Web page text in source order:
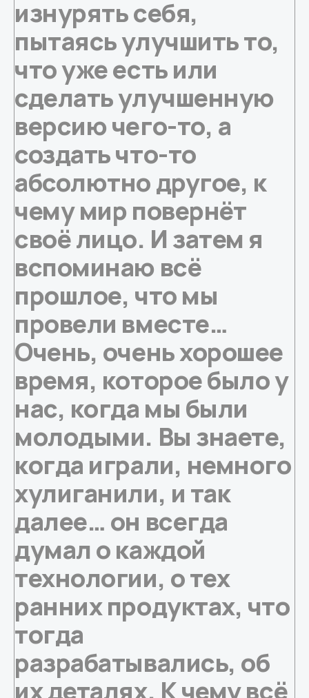
изнурять себя,
пытаясь улучшить то,
что уже есть или
сделать улучшенную
версию чего-то, а
создать что-то
абсолютно другое, к
чему мир повернёт
своё лицо. И затем я
вспоминаю всё
прошлое, что мы
провели вместе…
Очень, очень хорошее
время, которое было у
нас, когда мы были
молодыми. Вы знаете,
когда играли, немного
хулиганили, и так
далее… он всегда
думал о каждой
технологии, о тех
ранних продуктах, что
тогда
разрабатывались, об
их деталях. К чему всё